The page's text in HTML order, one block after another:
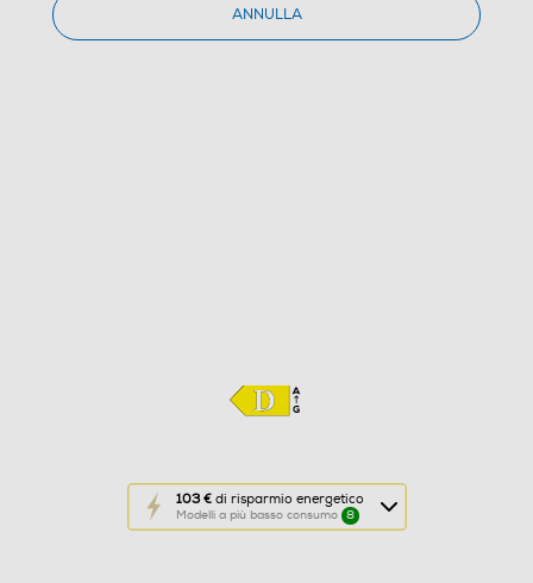
103 €di risparmio energetico
Modelli a più basso consumo 8
Questa
azione
ANNULLA